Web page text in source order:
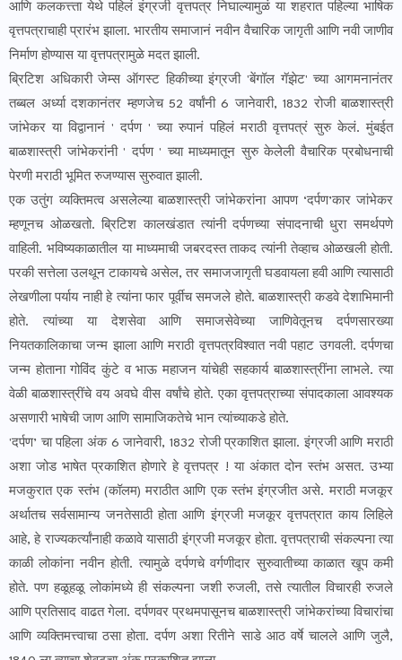
आणि कलकत्त्ता येथे पहिलं इंग्रजी वृत्तपत्र निघाल्यामुळं या शहरात पहिल्या भाषिक
वृत्तपत्राचाही प्रारंभ झाला. भारतीय समाजानं नवीन वैचारिक जागृती आणि नवी जाणीव
निर्माण होण्यास या वृत्तपत्रामुळे मदत झाली.
ब्रिटिश अधिकारी जेम्स ऑगस्ट हिकीच्या इंग्रजी 'बेंगॉल गॅझेट' च्या आगमनानंतर
तब्बल अर्ध्या दशकानंतर म्हणजेच 52 वर्षांनी 6 जानेवारी, 1832 रोजी बाळशास्त्री
जांभेकर या विद्वानानं ' दर्पण ' च्या रुपानं पहिलं मराठी वृत्तपत्रं सुरु केलं. मुंबईत
बाळशास्त्री जांभेकरांनी ' दर्पण ' च्या माध्यमातून सुरु केलेली वैचारिक प्रबोधनाची
पेरणी मराठी भूमित रुजण्यास सुरुवात झाली.
एक उतुंग व्यक्तिमत्व असलेल्या बाळशास्त्री जांभेकरांना आपण ‘दर्पण’कार जांभेकर
म्हणूनच ओळखतो. ब्रिटिश कालखंडात त्यांनी दर्पणच्या संपादनाची धुरा समर्थपणे
वाहिली. भविष्यकाळातील या माध्यमाची जबरदस्त ताकद त्यांनी तेव्हाच ओळखली होती.
परकी सत्तेला उलथून टाकायचे असेल, तर समाजजागृती घडवायला हवी आणि त्यासाठी
लेखणीला पर्याय नाही हे त्यांना फार पूर्वीच समजले होते. बाळशास्त्री कडवे देशाभिमानी
होते. त्यांच्या या देशसेवा आणि समाजसेवेच्या जाणिवेतूनच दर्पणसारख्या
नियतकालिकाचा जन्म झाला आणि मराठी वृत्तपत्रविश्वात नवी पहाट उगवली. दर्पणचा
जन्म होताना गोविंद कुंटे व भाऊ महाजन यांचेही सहकार्य बाळशास्त्रींना लाभले. त्या
वेळी बाळशास्त्रींचे वय अवघे वीस वर्षांचे होते. एका वृत्तपत्राच्या संपादकाला आवश्यक
असणारी भाषेची जाण आणि सामाजिकतेचे भान त्यांच्याकडे होते.
'दर्पण’ चा पहिला अंक 6 जानेवारी, 1832 रोजी प्रकाशित झाला. इंग्रजी आणि मराठी
अशा जोड भाषेत प्रकाशित होणारे हे वृत्तपत्र ! या अंकात दोन स्तंभ असत. उभ्या
मजकुरात एक स्तंभ (कॉलम) मराठीत आणि एक स्तंभ इंग्रजीत असे. मराठी मजकूर
अर्थातच सर्वसामान्य जनतेसाठी होता आणि इंग्रजी मजकूर वृत्तपत्रात काय लिहिले
आहे, हे राज्यकर्त्यांनाही कळावे यासाठी इंग्रजी मजकूर होता. वृत्तपत्राची संकल्पना त्या
काळी लोकांना नवीन होती. त्यामुळे दर्पणचे वर्गणीदार सुरुवातीच्या काळात खूप कमी
होते. पण हळूहळू लोकांमध्ये ही संकल्पना जशी रुजली, तसे त्यातील विचारही रुजले
आणि प्रतिसाद वाढत गेला. दर्पणवर प्रथमपासूनच बाळशास्त्री जांभेकरांच्या विचारांचा
आणि व्यक्तिमत्त्वाचा ठसा होता. दर्पण अशा रितीने साडे आठ वर्षे चालले आणि जुलै,